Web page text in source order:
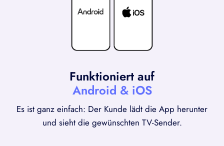
Funktioniert auf
Android & iOS
Es ist ganz einfach: Der Kunde lädt die App herunter
und sieht die gewünschten TV-Sender.